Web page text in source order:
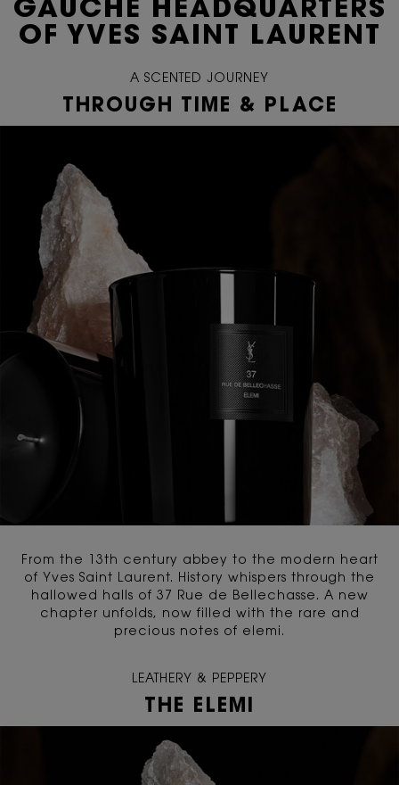
GAUCHE HEADQUARTERS
OF YVES SAINT LAURENT
A SCENTED JOURNEY
THROUGH TIME & PLACE
From the 13th century abbey to the modern heart
of Yves Saint Laurent. History whispers through the
hallowed halls of 37 Rue de Bellechasse. A new
chapter unfolds, now filled with the rare and
precious notes of elemi.
LEATHERY & PEPPERY
THE ELEMI